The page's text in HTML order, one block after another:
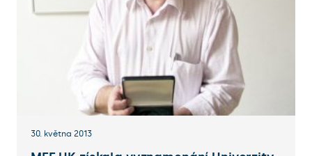
30. května 2013